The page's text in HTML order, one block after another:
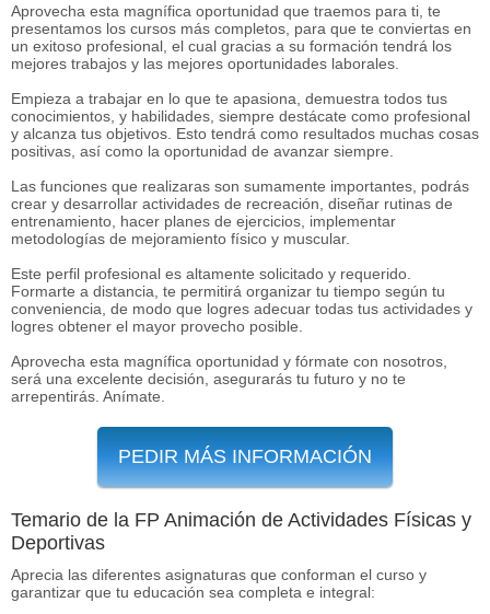
Aprovecha esta magnífica oportunidad que traemos para ti, te
presentamos los cursos más completos, para que te conviertas en
un exitoso profesional, el cual gracias a su formación tendrá los
mejores trabajos y las mejores oportunidades laborales.
Empieza a trabajar en lo que te apasiona, demuestra todos tus
conocimientos, y habilidades, siempre destácate como profesional
y alcanza tus objetivos. Esto tendrá como resultados muchas cosas
positivas, así como la oportunidad de avanzar siempre.
Las funciones que realizaras son sumamente importantes, podrás
crear y desarrollar actividades de recreación, diseñar rutinas de
entrenamiento, hacer planes de ejercicios, implementar
metodologías de mejoramiento físico y muscular.
Este perfil profesional es altamente solicitado y requerido.
Formarte a distancia, te permitirá organizar tu tiempo según tu
conveniencia, de modo que logres adecuar todas tus actividades y
logres obtener el mayor provecho posible.
Aprovecha esta magnífica oportunidad y fórmate con nosotros,
será una excelente decisión, asegurarás tu futuro y no te
arrepentirás. Anímate.
PEDIR MÁS INFORMACIÓN
Temario de la FP Animación de Actividades Físicas y
Deportivas
Aprecia las diferentes asignaturas que conforman el curso y
garantizar que tu educación sea completa e integral: